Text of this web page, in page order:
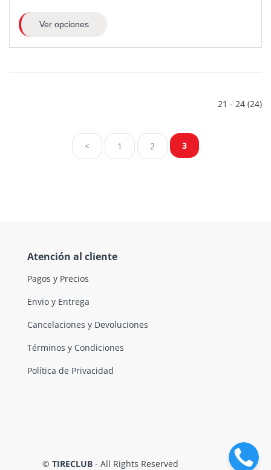
Ver opciones
21 - 24 (24)
< 1 2 3
Atención al cliente
Pagos y Precios
Envio y Entrega
Cancelaciones y Devoluciones
Términos y Condiciones
Política de Privacidad
© TIRECLUB - All Rights Reserved